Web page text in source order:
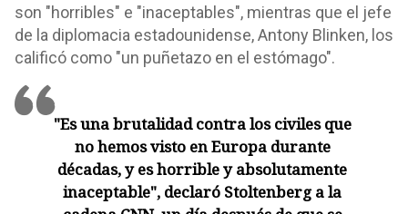
son "horribles" e "inaceptables", mientras que el jefe
de la diplomacia estadounidense, Antony Blinken, los
calificó como "un puñetazo en el estómago".
"Es una brutalidad contra los civiles que
no hemos visto en Europa durante
décadas, y es horrible y absolutamente
inaceptable", declaró Stoltenberg a la